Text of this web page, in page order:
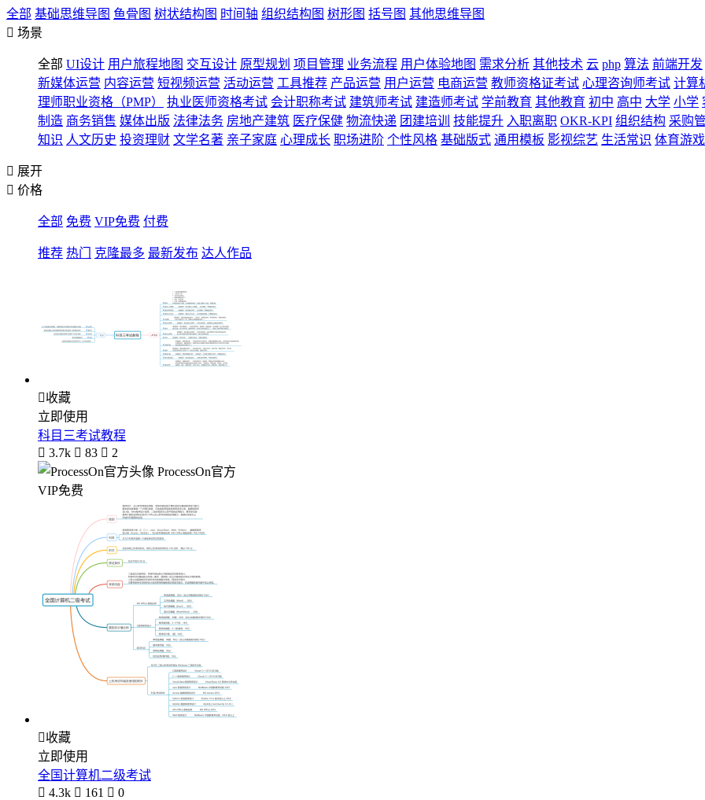
全部 基础思维导图 鱼骨图 树状结构图 时间轴 组织结构图 树形图 括号图 其他思维导图
 场景
全部 UI设计 用户旅程地图 交互设计 原型规划 项目管理 业务流程 用户体验地图 需求分析 其他技术 云 php 算法 前端开发
新媒体运营 内容运营 短视频运营 活动运营 工具推荐 产品运营 用户运营 电商运营 教师资格证考试 心理咨询师考试 计算
理师职业资格（PMP）
执业医师资格考试 会计职称考试 建筑师考试 建造师考试 学前教育 其他教育 初中 高中 大学 小学
制造 商务销售 媒体出版 法律法务 房地产建筑 医疗保健 物流快递 团建培训 技能提升 入职离职 OKR-KPI 组织结构 采购
知识 人文历史 投资理财 文学名著 亲子家庭 心理成长 职场进阶 个性风格 基础版式 通用模板 影视综艺 生活常识 体育游戏
 展开
 价格
全部 免费 VIP免费 付费
推荐 热门 克隆最多 最新发布 达人作品
收藏
立即使用
科目三考试教程
 3.7k  83  2
ProcessOn官方
VIP免费
收藏
立即使用
全国计算机二级考试
 4.3k  161  0